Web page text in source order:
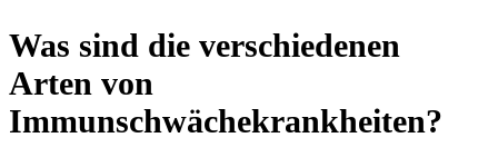
Was sind die verschiedenen
Arten von
Immunschwächekrankheiten?